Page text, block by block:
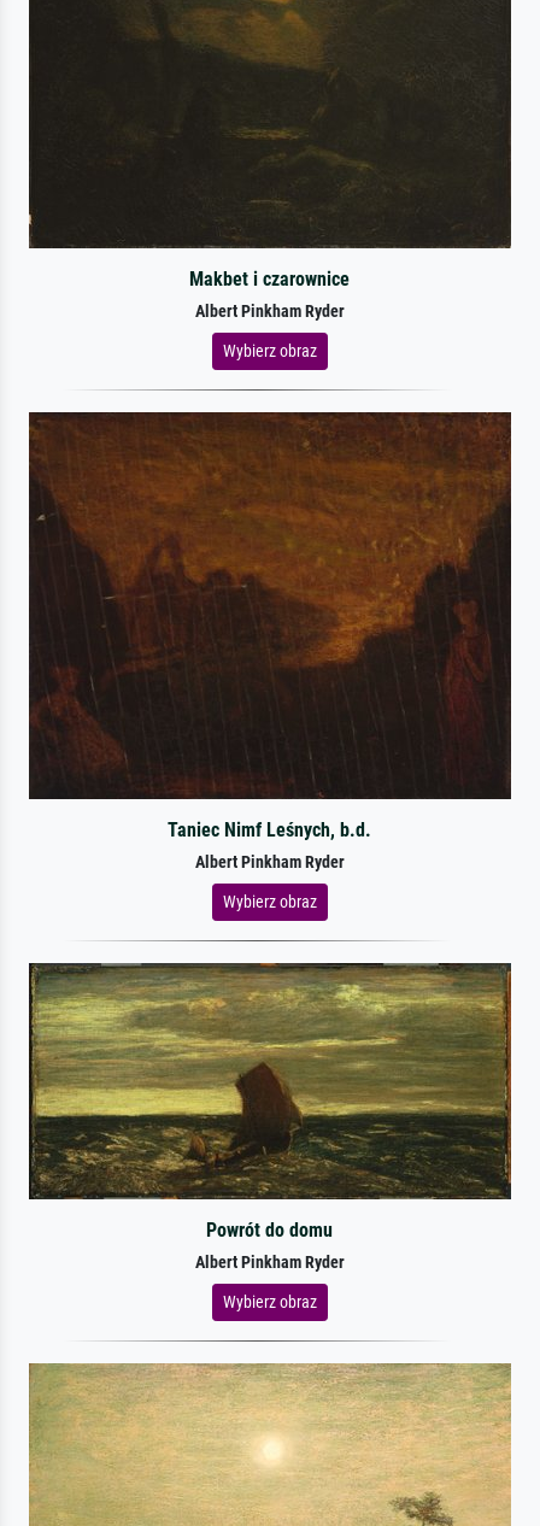
Makbet i czarownice
Albert Pinkham Ryder
Wybierz obraz
Taniec Nimf Leśnych, b.d.
Albert Pinkham Ryder
Wybierz obraz
Powrót do domu
Albert Pinkham Ryder
Wybierz obraz